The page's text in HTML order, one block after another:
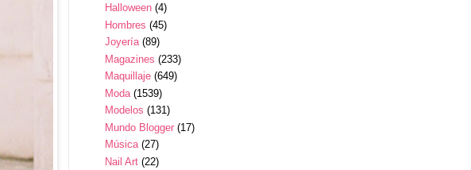
Halloween (4)
Hombres (45)
Joyería (89)
Magazines (233)
Maquillaje (649)
Moda (1539)
Modelos (131)
Mundo Blogger (17)
Música (27)
Nail Art (22)